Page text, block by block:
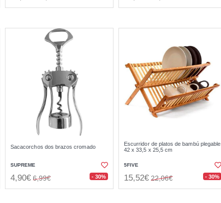
Sacacorchos dos brazos cromado
SUPREME
4,90€ 6,99€ - 30%
Escurridor de platos de bambú plegable
42 x 33,5 x 25,5 cm
5FIVE
15,52€ 22,06€ - 30%